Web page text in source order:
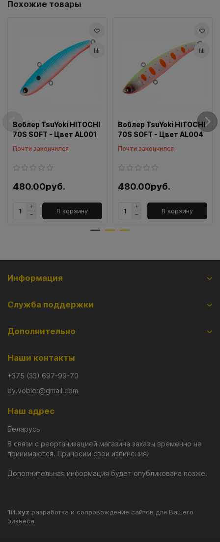
ловли на глубинах до 2 метров. Успешно справляется с
разнообразными способами проводки. В том числе и на
Похожие товары
Воблер TsuYoki HITOCHI
70S SOFT - Цвет AL001
Почти закончился
480.00руб.
В корзину
Воблер TsuYoki HITOCHI
70S SOFT - Цвет AL004
Почти закончился
480.00руб.
В корзину
Информация
Служба поддержки
Дополнительно
Наши контакты
+375 (33) 697-99-70
by.vobler@gmail.com
Наш адрес
Беларусь
В связи с реорганизацией магазина заказы временно не
принимаются. Приносим свои извинения!
Дополнительная информация будет опубликована позже.
1it.xyz разработка и сопровождение сайтов для Вашего
бизнеса.